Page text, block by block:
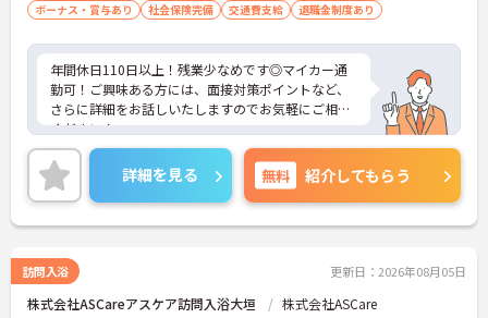
ボーナス・賞与あり
社会保険完備 交通費支給 退職金制度あり
年間休日110日以上！残業少なめです◎マイカー通
勤可！ご興味ある方には、面接対策ポイントなど、
さらに詳細をお話しいたしますのでお気軽にご相談
ください！
詳細を見る 無料 紹介してもらう
訪問入浴 更新日：2026年08月05日
株式会社ASCareアスケア訪問入浴大垣 株式会社ASCare